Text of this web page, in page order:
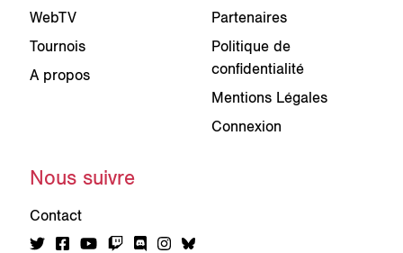
WebTV
Tournois
A propos
Partenaires
Politique de
confidentialité
Mentions Légales
Connexion
Nous suivre
Contact